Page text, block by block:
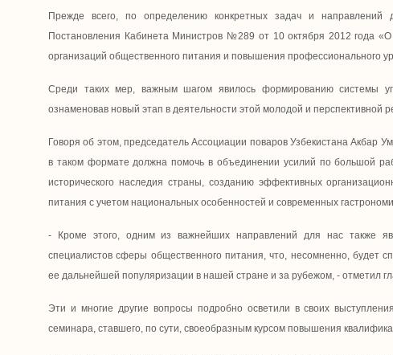
Прежде всего, по определению конкретных задач и направлений
Постановления Кабинета Министров №289 от 10 октября 2012 года
организаций общественного питания и повышения профессионального
Среди таких мер, важным шагом явилось формированию системы
ознаменовав новый этап в деятельности этой молодой и перспективной
Говоря об этом, председатель Ассоциации поваров Узбекистана Акбар
в таком формате должна помочь в объединении усилий по большой
исторического наследия страны, созданию эффективных
питания с учетом национальных особенностей и современных
- Кроме этого, одним из важнейших направлений для нас также
специалистов сферы общественного питания, что, несомненно, будет
ее дальнейшей популяризации в нашей стране и за рубежом, - отметил
Эти и многие другие вопросы подробно осветили в своих
семинара, ставшего, по сути, своеобразным курсом повышения